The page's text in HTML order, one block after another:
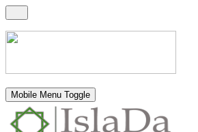
Mobile Menu Toggle